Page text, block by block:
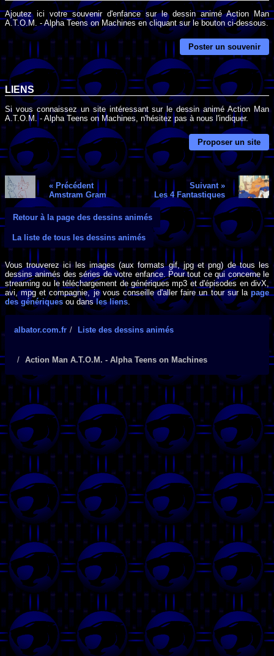
Ajoutez ici votre souvenir d'enfance sur le dessin animé Action Man
A.T.O.M. - Alpha Teens on Machines en cliquant sur le bouton ci-dessous.
Poster un souvenir
LIENS
Si vous connaissez un site intéressant sur le dessin animé Action Man
A.T.O.M. - Alpha Teens on Machines, n'hésitez pas à nous l'indiquer.
Proposer un site
« Précédent
Amstram Gram
Suivant »
Les 4 Fantastiques
Retour à la page des dessins animés
La liste de tous les dessins animés
Vous trouverez ici les images (aux formats gif, jpg et png) de tous les
dessins animés des séries de votre enfance. Pour tout ce qui concerne le
streaming ou le téléchargement de génériques mp3 et d'épisodes en divX,
avi, mpg et compagnie, je vous conseille d'aller faire un tour sur la page
des génériques ou dansles liens.
albator.com.fr Liste des dessins animés
Action Man A.T.O.M. - Alpha Teens on Machines